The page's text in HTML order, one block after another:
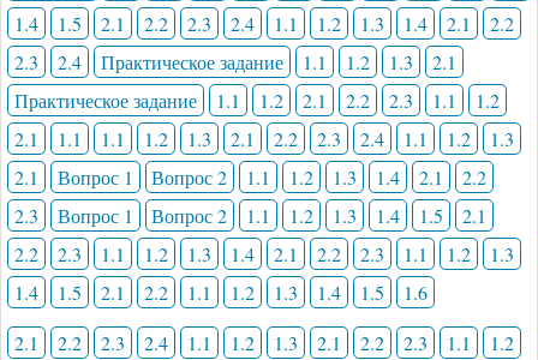
1.4
1.5 2.1 2.2 2.3 2.4 1.1 1.2 1.3 1.4 2.1
2.2
2.3
2.4 Практическое задание 1.1 1.2 1.3
2.1
Практическое задание
1.1 1.2 2.1 2.2 2.3 1.1
1.2
2.1
1.1 1.1 1.2 1.3 2.1 2.2 2.3 2.4 1.1 1.2
1.3
2.1
Вопрос 1 Вопрос 2 1.1 1.2 1.3 1.4 2.1
2.2
2.3
Вопрос 1 Вопрос 2 1.1 1.2 1.3 1.4 1.5
2.1
2.2
2.3 1.1 1.2 1.3 1.4 2.1 2.2 2.3 1.1 1.2
1.3
1.4
1.5 2.1 2.2 1.1 1.2 1.3 1.4 1.5
1.6
2.1
2.2 2.3 2.4 1.1 1.2 1.3 2.1 2.2 2.3 1.1
1.2